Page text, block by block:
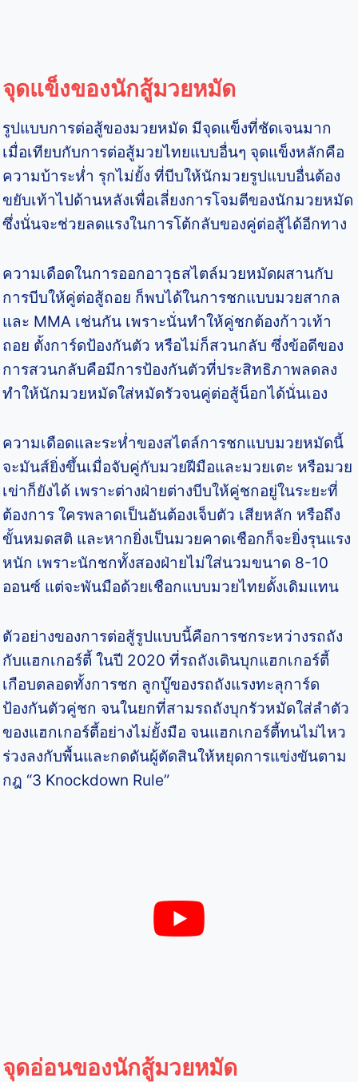
จุดแข็งของนักสู้มวยหมัด
รูปแบบการต่อสู้ของมวยหมัด มีจุดแข็งที่ชัดเจนมาก
เมื่อเทียบกับการต่อสู้มวยไทยแบบอื่นๆ จุดแข็งหลักคือ
ความบ้าระห่ำ รุกไม่ยั้ง ที่บีบให้นักมวยรูปแบบอื่นต้อง
ขยับเท้าไปด้านหลังเพื่อเลี่ยงการโจมตีของนักมวยหมัด
ซึ่งนั่นจะช่วยลดแรงในการโต้กลับของคู่ต่อสู้ได้อีกทาง
ความเดือดในการออกอาวุธสไตล์มวยหมัดผสานกับ
การบีบให้คู่ต่อสู้ถอย ก็พบได้ในการชกแบบมวยสากล
และ MMA เช่นกัน เพราะนั่นทำให้คู่ชกต้องก้าวเท้า
ถอย ตั้งการ์ดป้องกันตัว หรือไม่ก็สวนกลับ ซึ่งข้อดีของ
การสวนกลับคือมีการป้องกันตัวที่ประสิทธิภาพลดลง
ทำให้นักมวยหมัดใส่หมัดรัวจนคู่ต่อสู้น็อกได้นั่นเอง
ความเดือดและระห่ำของสไตล์การชกแบบมวยหมัดนี้
จะมันส์ยิ่งขึ้นเมื่อจับคู่กับมวยฝีมือและมวยเตะ หรือมวย
เข่าก็ยังได้ เพราะต่างฝ่ายต่างบีบให้คู่ชกอยู่ในระยะที่
ต้องการ ใครพลาดเป็นอันต้องเจ็บตัว เสียหลัก หรือถึง
ขั้นหมดสติ และหากยิ่งเป็นมวยคาดเชือกก็จะยิ่งรุนแรง
หนัก เพราะนักชกทั้งสองฝ่ายไม่ใส่นวมขนาด 8-10
ออนซ์ แต่จะพันมือด้วยเชือกแบบมวยไทยดั้งเดิมแทน
ตัวอย่างของการต่อสู้รูปแบบนี้คือการชกระหว่างรถถัง
กับแฮกเกอร์ตี้ ในปี 2020 ที่รถถังเดินบุกแฮกเกอร์ตี้
เกือบตลอดทั้งการชก ลูกบู๊ของรถถังแรงทะลุการ์ด
ป้องกันตัวคู่ชก จนในยกที่สามรถถังบุกรัวหมัดใส่ลำตัว
ของแฮกเกอร์ตี้อย่างไม่ยั้งมือ จนแฮกเกอร์ตี้ทนไม่ไหว
ร่วงลงกับพื้นและกดดันผู้ตัดสินให้หยุดการแข่งขันตาม
กฎ “3 Knockdown Rule”
จุดอ่อนของนักสู้มวยหมัด